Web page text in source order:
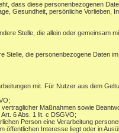
dass diese personenbezogenen
Gesundheit, persönliche
Stelle, die allein oder
die personenbezogene Daten
mit. Für Nutzer aus dem
Maßnahmen sowie
6 Abs. 1 lit. c DSGVO;
Person eine Verarbeitung
Interesse liegt oder in